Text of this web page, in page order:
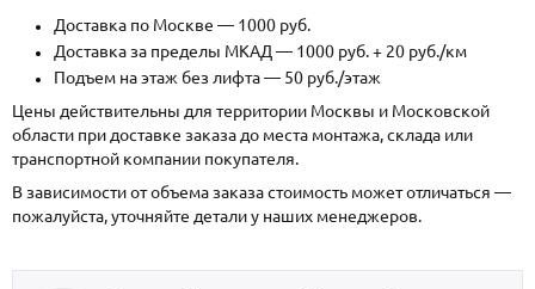
Доставка по Москве — 1000 руб.
Доставка за пределы МКАД — 1000 руб. + 20 руб./км
Подъем на этаж без лифта — 50 руб./этаж
Цены действительны для территории Москвы и Московской
области при доставке заказа до места монтажа, склада или
транспортной компании покупателя.
В зависимости от объема заказа стоимость может отличаться —
пожалуйста, уточняйте детали у наших менеджеров.